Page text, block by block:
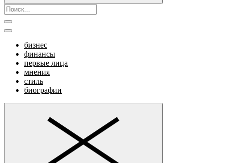
бизнес
финансы
первые лица
мнения
стиль
биографии